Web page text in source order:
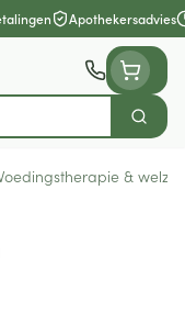
Apothekersadvies
Zoek
& welzijn